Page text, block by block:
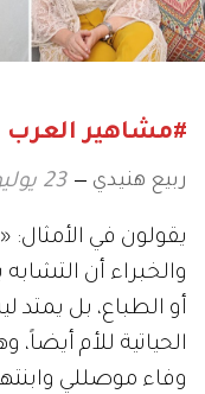
#مشاهير العرب
ربيع هنيدي 23 يوليو 2019
يقولون في الأمثال:
والخبراء أن
أو الطباع، بل يمتد
الحياتية للأم أيضاً،
وفاء موصللي